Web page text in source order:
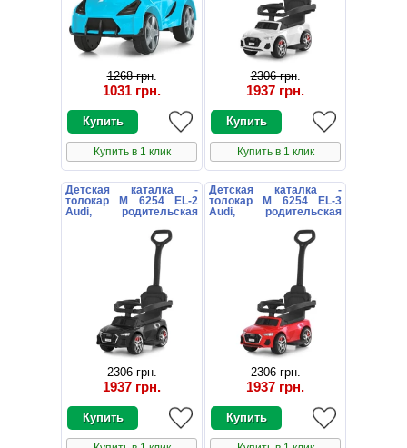
1268 грн.
1031 грн.
Купить в 1 клик
2306 грн.
1937 грн.
Купить в 1 клик
Детская каталка -
толокар M 6254 EL-2
Audi, родительская
2306 грн.
1937 грн.
Детская каталка -
толокар M 6254 EL-3
Audi, родительская
2306 грн.
1937 грн.